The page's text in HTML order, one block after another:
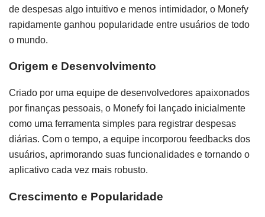
de despesas algo intuitivo e menos intimidador, o Monefy
rapidamente ganhou popularidade entre usuários de todo
o mundo.
Origem e Desenvolvimento
Criado por uma equipe de desenvolvedores apaixonados
por finanças pessoais, o Monefy foi lançado inicialmente
como uma ferramenta simples para registrar despesas
diárias. Com o tempo, a equipe incorporou feedbacks dos
usuários, aprimorando suas funcionalidades e tornando o
aplicativo cada vez mais robusto.
Crescimento e Popularidade